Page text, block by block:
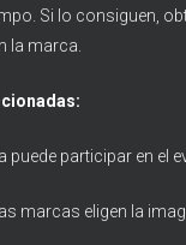
Si lo consiguen,
la marca.
puede participar en el
marcas eligen la